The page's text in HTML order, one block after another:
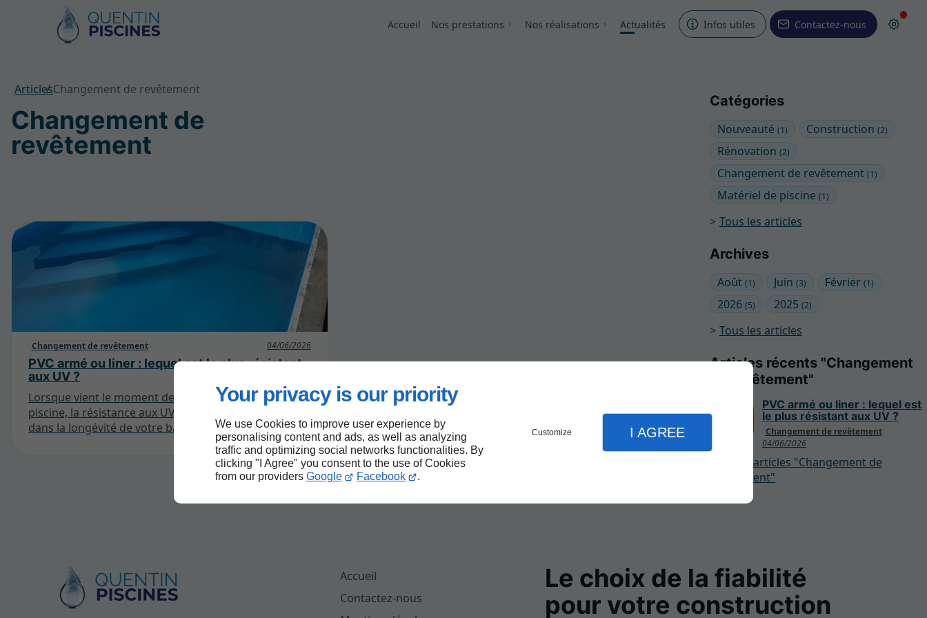
Your privacy is our priority
We use Cookies to improve user experience by
personalising content and ads, as well as analyzing
traffic and optimizing social networks functionalities. By
clicking "I Agree" you consent to the use of Cookies
from our providers Google Facebook .
Customize I AGREE
Accueil Nos prestations Nos réalisations Actualités Infos utiles Contactez-nous
Catégories
Nouveauté (1) Construction(2)
Rénovation (2)
Changement de revêtement (1)
Matériel de piscine (1)
Tous les articles
Archives
Août (1) Juin(3) Février(1)
2026 (5) 2025(2)
Tous les articles
Articles récents "Changement
de revêtement"
Changement de revêtement
04/06/2026
PVC armé ou liner : lequel est
le plus résistant aux UV ?
Plus d'articles "Changement de
revêtement"
ArticlesChangement de revêtement
Changement de
revêtement
Changement de revêtement 04/06/2026
PVC armé ou liner : lequel est le plus résistant
aux UV ?
Lorsque vient le moment de choisir un revêtement de
piscine, la résistance aux UV joue un rôle essentiel
dans la longévité de votre bassin. Entre le PVC armé
et le liner classique, les différences techniques sont
importantes et influencent directement la tenue des
Accueil
Contactez-nous
Le choix de la fiabilité
pour votre construction